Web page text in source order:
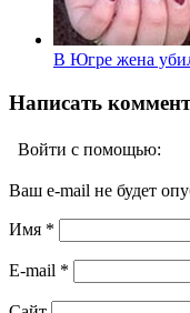
В Югре жена
Написать
Войти с помощью:
Ваш e-mail не будет
Имя *
E-mail *